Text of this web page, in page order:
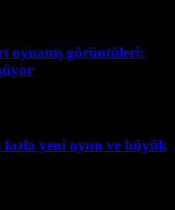
oynanış görüntüleri:
fazla yeni oyun ve büyük